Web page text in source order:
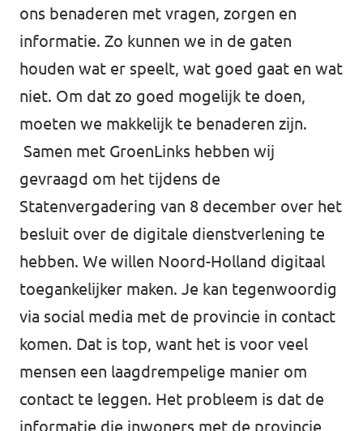
ons benaderen met vragen, zorgen en
informatie. Zo kunnen we in de gaten
houden wat er speelt, wat goed gaat en wat
niet. Om dat zo goed mogelijk te doen,
moeten we makkelijk te benaderen zijn.
Samen met GroenLinks hebben wij
gevraagd om het tijdens de
Statenvergadering van 8 december over het
besluit over de digitale dienstverlening te
hebben. We willen Noord-Holland digitaal
toegankelijker maken. Je kan tegenwoordig
via social media met de provincie in contact
komen. Dat is top, want het is voor veel
mensen een laagdrempelige manier om
contact te leggen. Het probleem is dat de
informatie die inwoners met de provincie